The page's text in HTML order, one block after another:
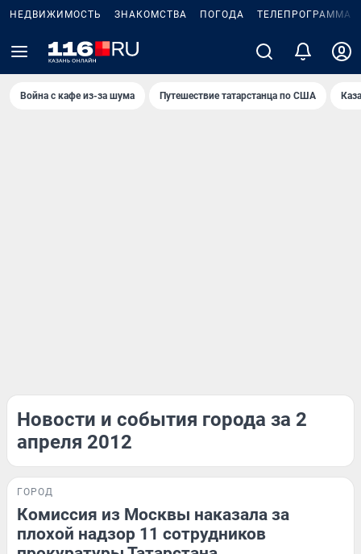
НЕДВИЖИМОСТЬ ЗНАКОМСТВА ПОГОДА ТЕЛЕПРОГРАММА
Война с кафе из-за шума Путешествие татарстанца по США
Новости и события города за 2
апреля 2012
ГОРОД
Комиссия из Москвы наказала за
плохой надзор 11 сотрудников